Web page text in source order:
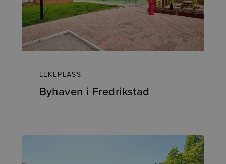
LEKEPLASS
Byhaven i Fredrikstad